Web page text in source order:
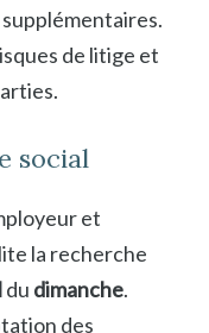
supplémentaires.
de litige et
social
et
la recherche
du dimanche.
des